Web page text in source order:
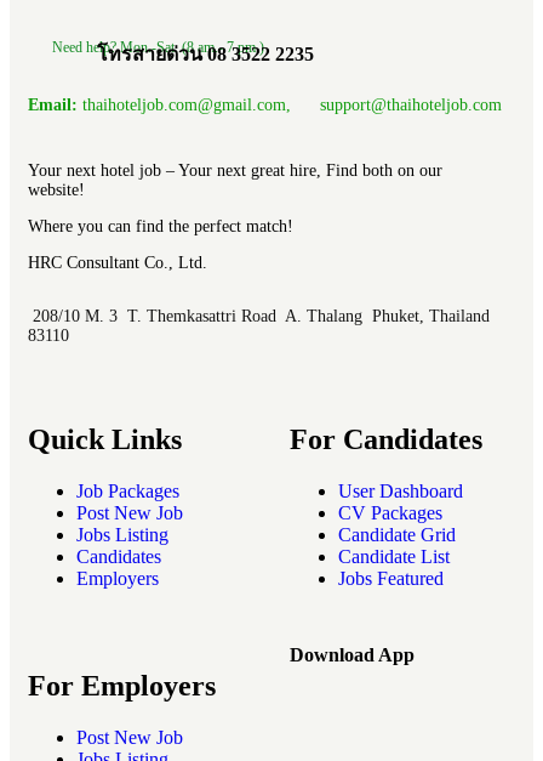
Need help? Mon.-Sat. (8 am.- 7 pm.)
โทรสายด่วน 08 3522 2235
Email: thaihoteljob.com@gmail.com, support@thaihoteljob.com
Your next hotel job – Your next great hire, Find both on our
website!
Where you can find the perfect match!
HRC Consultant Co., Ltd.
208/10 M. 3 T. Themkasattri Road A. Thalang Phuket, Thailand
83110
Quick Links
Job Packages
Post New Job
Jobs Listing
Candidates
Employers
For Candidates
User Dashboard
CV Packages
Candidate Grid
Candidate List
Jobs Featured
For Employers
Post New Job
Download App